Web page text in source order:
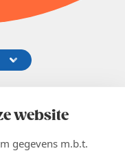
website
gegevens m.b.t.